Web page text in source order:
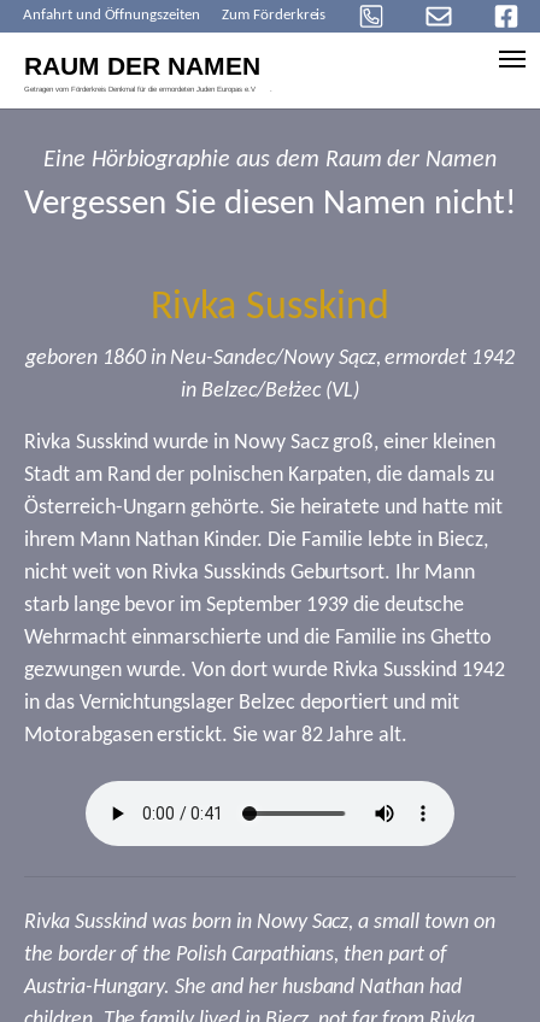
Anfahrt und Öffnungszeiten Zum Förderkreis
Eine Hörbiographie aus dem Raum der Namen
Vergessen Sie diesen Namen nicht!
Rivka Susskind
geboren 1860 in Neu-Sandec/Nowy Sącz, ermordet 1942
in Belzec/Bełżec (VL)
Rivka Susskind wurde in Nowy Sacz groß, einer kleinen
Stadt am Rand der polnischen Karpaten, die damals zu
Österreich-Ungarn gehörte. Sie heiratete und hatte mit
ihrem Mann Nathan Kinder. Die Familie lebte in Biecz,
nicht weit von Rivka Susskinds Geburtsort. Ihr Mann
starb lange bevor im September 1939 die deutsche
Wehrmacht einmarschierte und die Familie ins Ghetto
gezwungen wurde. Von dort wurde Rivka Susskind 1942
in das Vernichtungslager Belzec deportiert und mit
Motorabgasen erstickt. Sie war 82 Jahre alt.
Rivka Susskind was born in Nowy Sacz, a small town on
the border of the Polish Carpathians, then part of
Austria-Hungary. She and her husband Nathan had